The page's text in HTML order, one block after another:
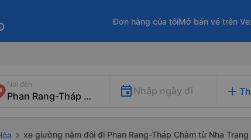
Đơn hàng của tôiMở bán vé trên
Nơi đến
Nhập ngày đi add
xe giường nằm đôi đi Phan Rang-Tháp Chàm từ Nha Trang